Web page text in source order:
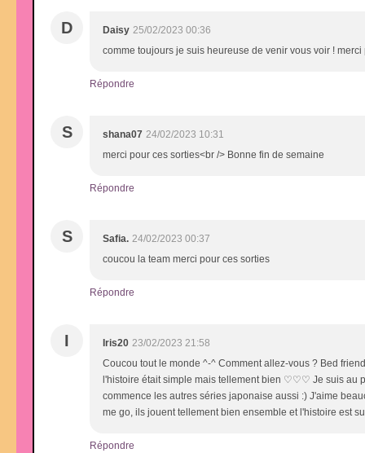
D Daisy 25/02/2023 00:36
comme toujours je suis heureuse de venir vous voir !
Répondre
S shana07 24/02/2023 10:31
merci pour ces sorties<br /> Bonne fin de semaine
Répondre
S Safia. 24/02/2023 00:37
coucou la team merci pour ces sorties
Répondre
I Iris20 23/02/2023 21:58
Coucou tout le monde ^-^ Comment allez-vous ? Bed
l'histoire était simple mais tellement bien ♡♡♡ Je suis au
commence les autres séries japonaise aussi :) J'aime
me go, ils jouent tellement bien ensemble et l'histoire est
Répondre